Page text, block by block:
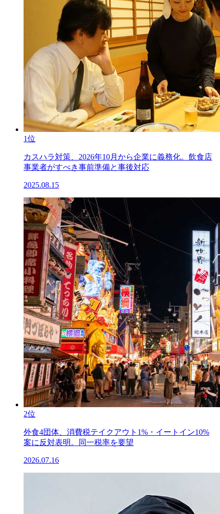
1位
カスハラ対策、2026年10月から企業に義務化。飲食店
事業者がすべき事前準備と事後対応
2025.08.15
2位
外食4団体、消費税テイクアウト1%・イートイン10%
案に反対表明。同一税率を要望
2026.07.16